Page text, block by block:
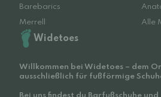
Barebarics
Merrell
Alle
Widetoes
Willkommen bei Widetoes – dem
ausschließlich für fußförmige